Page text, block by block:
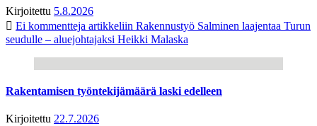
Kirjoitettu 5.8.2026
Ei kommentteja artikkeliin Rakennustyö Salminen laajentaa Turun
seudulle – aluejohtajaksi Heikki Malaska
Rakentamisen työntekijämäärä laski edelleen
Kirjoitettu 22.7.2026